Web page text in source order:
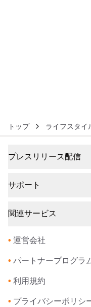
トップ ライフスタイ
プレスリリース配信
サポート
関連サービス
• 運営会社
• パートナープログラ
• 利用規約
• プライバシーポリシ